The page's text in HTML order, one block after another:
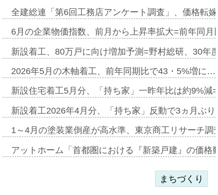
全建総連「第6回工務店アンケート調査」、価格転
6月の企業物価指数、前月から上昇率拡大=前年同
新設着工、80万戸に向け増加予測=野村総研、30年
2026年5月の木軸着工、前年同期比で43・5%増に…
新設住宅着工5月分、「持ち家」一昨年比は約9%
新設着工2026年4月分、「持ち家」反動で3ヵ月ぶ
1～4月の塗装業倒産が高水準、東京商工リサーチ
アットホーム「首都圏における『新築戸建』の価
まちづくり